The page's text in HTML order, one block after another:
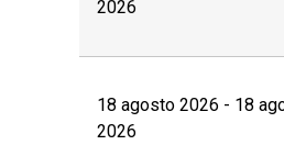
Las personas
derecho de esta
Fotocopia simple
2026
18 agosto 2026 - 18
2026